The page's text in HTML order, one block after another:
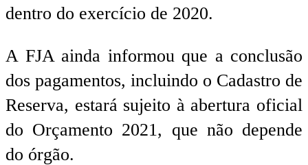
dentro do exercício de 2020.
A FJA ainda informou que a conclusão
dos pagamentos, incluindo o Cadastro de
Reserva, estará sujeito à abertura oficial
do Orçamento 2021, que não depende
do órgão.